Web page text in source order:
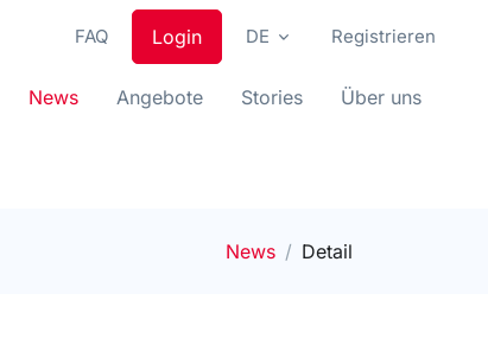
FAQ Login DE Registrieren
News Angebote Stories Über uns
News Detail